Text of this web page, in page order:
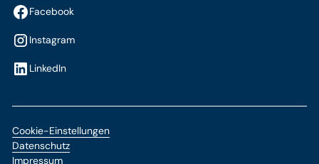
Facebook
Instagram
LinkedIn
Cookie-Einstellungen
Datenschutz
Impressum